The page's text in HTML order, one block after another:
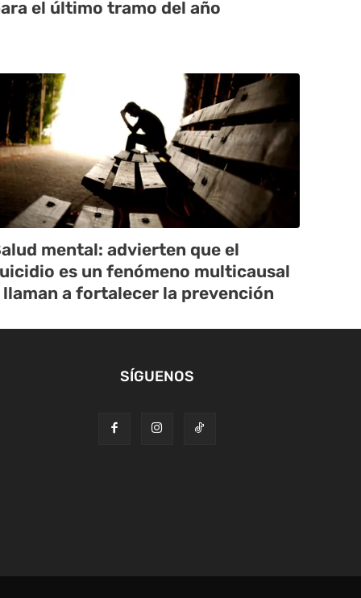
el último tramo del año
mental: advierten que el
es un fenómeno multicausal
llaman a fortalecer la prevención
SÍGUENOS